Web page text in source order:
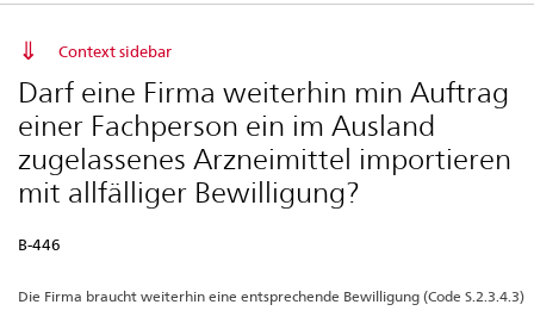
Context sidebar
Darf eine Firma weiterhin min Auftrag
einer Fachperson ein im Ausland
zugelassenes Arzneimittel importieren
mit allfälliger Bewilligung?
B-446
Die Firma braucht weiterhin eine entsprechende Bewilligung (Code S.2.3.4.3)